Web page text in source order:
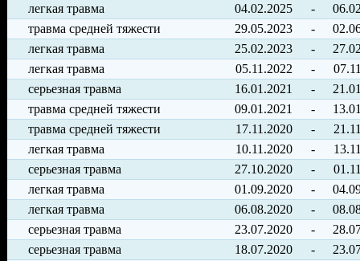
легкая травма
04.02.2025 -
травма средней тяжести
29.05.2023 -
легкая травма
25.02.2023 -
легкая травма
05.11.2022 -
серьезная травма
16.01.2021 -
травма средней тяжести
09.01.2021 -
травма средней тяжести
17.11.2020 -
легкая травма
10.11.2020 -
серьезная травма
27.10.2020 -
легкая травма
01.09.2020 -
легкая травма
06.08.2020 -
серьезная травма
23.07.2020 -
серьезная травма
18.07.2020 -